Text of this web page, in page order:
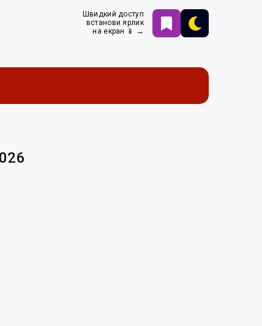
Швидкий доступ
встанови ярлик
на екран 📱 →